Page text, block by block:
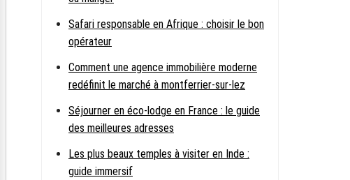
Safari responsable en Afrique : choisir le bon
opérateur
Comment une agence immobilière moderne
redéfinit le marché à montferrier-sur-lez
Séjourner en éco-lodge en France : le guide
des meilleures adresses
Les plus beaux temples à visiter en Inde :
guide immersif